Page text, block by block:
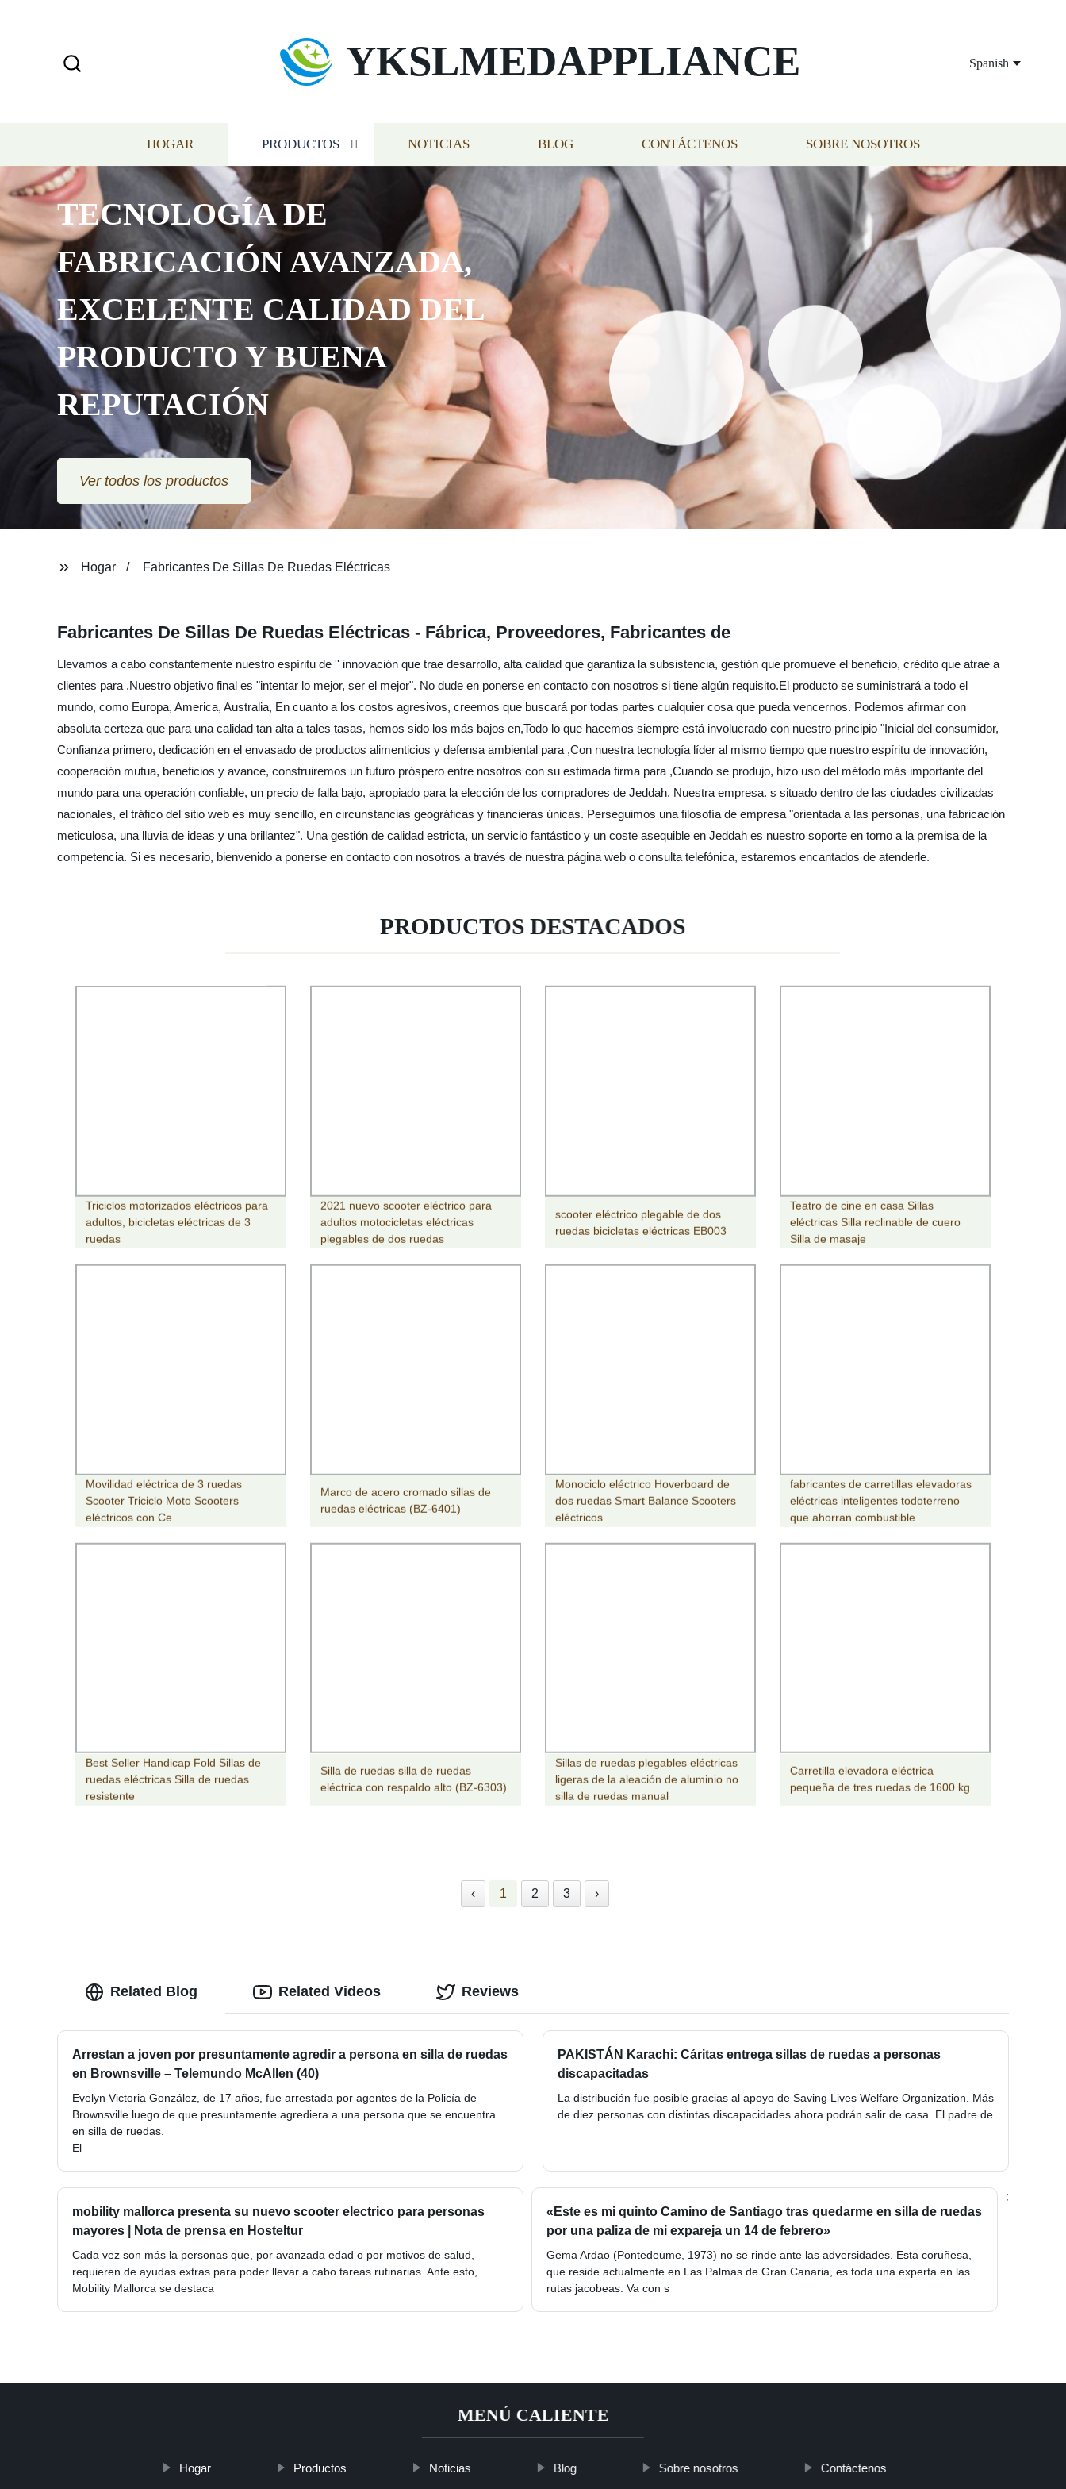
YKSLMEDAPPLIANCE Spanish
HOGAR PRODUCTOS NOTICIAS BLOG CONTÁCTENOS SOBRE NOSOTROS
TECNOLOGÍA DE
FABRICACIÓN AVANZADA,
EXCELENTE CALIDAD DEL
PRODUCTO Y BUENA
REPUTACIÓN
Ver todos los productos
Hogar Fabricantes De Sillas De Ruedas Eléctricas
Fabricantes De Sillas De Ruedas Eléctricas - Fábrica, Proveedores, Fabricantes de
Llevamos a cabo constantemente nuestro espíritu de '' innovación que trae desarrollo, alta calidad que garantiza la subsistencia, gestión que promueve el beneficio, crédito que atrae a
clientes para .Nuestro objetivo final es "intentar lo mejor, ser el mejor". No dude en ponerse en contacto con nosotros si tiene algún requisito.El producto se suministrará a todo el
mundo, como Europa, America, Australia, En cuanto a los costos agresivos, creemos que buscará por todas partes cualquier cosa que pueda vencernos. Podemos afirmar con
absoluta certeza que para una calidad tan alta a tales tasas, hemos sido los más bajos en,Todo lo que hacemos siempre está involucrado con nuestro principio "Inicial del consumidor,
Confianza primero, dedicación en el envasado de productos alimenticios y defensa ambiental para ,Con nuestra tecnología líder al mismo tiempo que nuestro espíritu de innovación,
cooperación mutua, beneficios y avance, construiremos un futuro próspero entre nosotros con su estimada firma para ,Cuando se produjo, hizo uso del método más importante del
mundo para una operación confiable, un precio de falla bajo, apropiado para la elección de los compradores de Jeddah. Nuestra empresa. s situado dentro de las ciudades civilizadas
nacionales, el tráfico del sitio web es muy sencillo, en circunstancias geográficas y financieras únicas. Perseguimos una filosofía de empresa "orientada a las personas, una fabricación
meticulosa, una lluvia de ideas y una brillantez". Una gestión de calidad estricta, un servicio fantástico y un coste asequible en Jeddah es nuestro soporte en torno a la premisa de la
competencia. Si es necesario, bienvenido a ponerse en contacto con nosotros a través de nuestra página web o consulta telefónica, estaremos encantados de atenderle.
PRODUCTOS DESTACADOS
Triciclos motorizados eléctricos para
adultos, bicicletas eléctricas de 3
ruedas
2021 nuevo scooter eléctrico para
adultos motocicletas eléctricas
plegables de dos ruedas
scooter eléctrico plegable de dos
ruedas bicicletas eléctricas EB003
Teatro de cine en casa Sillas
eléctricas Silla reclinable de cuero
Silla de masaje
Movilidad eléctrica de 3 ruedas
Scooter Triciclo Moto Scooters
eléctricos con Ce
Marco de acero cromado sillas de
ruedas eléctricas (BZ-6401)
Monociclo eléctrico Hoverboard de
dos ruedas Smart Balance Scooters
eléctricos
fabricantes de carretillas elevadoras
eléctricas inteligentes todoterreno
que ahorran combustible
Best Seller Handicap Fold Sillas de
ruedas eléctricas Silla de ruedas
resistente
Silla de ruedas silla de ruedas
eléctrica con respaldo alto (BZ-6303)
Sillas de ruedas plegables eléctricas
ligeras de la aleación de aluminio no
silla de ruedas manual
Carretilla elevadora eléctrica
pequeña de tres ruedas de 1600 kg
‹ 1 2 3 ›
Related Blog
Arrestan a joven por presuntamente agredir a persona en silla de ruedas
en Brownsville – Telemundo McAllen (40)
Evelyn Victoria González, de 17 años, fue arrestada por agentes de la Policía de
Brownsville luego de que presuntamente agrediera a una persona que se encuentra
en silla de ruedas.
El
PAKISTÁN Karachi: Cáritas entrega sillas de ruedas a personas
discapacitadas
La distribución fue posible gracias al apoyo de Saving Lives Welfare Organization. Más
de diez personas con distintas discapacidades ahora podrán salir de casa. El padre de
mobility mallorca presenta su nuevo scooter electrico para personas
mayores | Nota de prensa en Hosteltur
Cada vez son más la personas que, por avanzada edad o por motivos de salud,
requieren de ayudas extras para poder llevar a cabo tareas rutinarias. Ante esto,
Mobility Mallorca se destaca
«Este es mi quinto Camino de Santiago tras quedarme en silla de ruedas
por una paliza de mi expareja un 14 de febrero»
Gema Ardao (Pontedeume, 1973) no se rinde ante las adversidades. Esta coruñesa,
que reside actualmente en Las Palmas de Gran Canaria, es toda una experta en las
rutas jacobeas. Va con s
;
Related Videos Reviews
MENÚ CALIENTE
Hogar Productos Noticias Blog Sobre nosotros Contáctenos